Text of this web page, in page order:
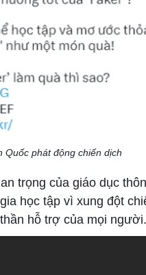
Quốc phát động chiến dịch
trọng của giáo dục
học tập vì xung đột
hỗ trợ của mọi người.